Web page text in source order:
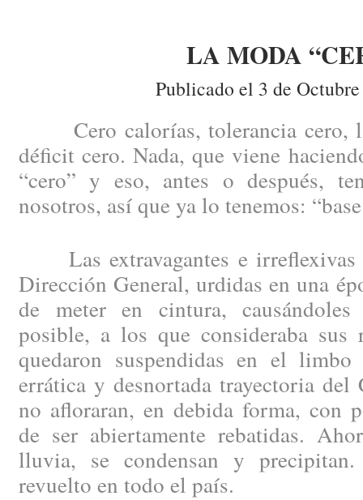
LA MODA
Publicado el 3 de
Cero calorías, tolerancia cero,
déficit cero. Nada, que viene
“cero” y eso, antes o después,
nosotros, así que ya lo tenemos:
Las extravagantes e irreflexivas
Dirección General, urdidas en una
de meter en cintura,
posible, a los que consideraba sus
quedaron suspendidas en el
errática y desnortada trayectoria
no afloraran, en debida forma, con
de ser abiertamente rebatidas.
lluvia, se condensan y
revuelto en todo el país.